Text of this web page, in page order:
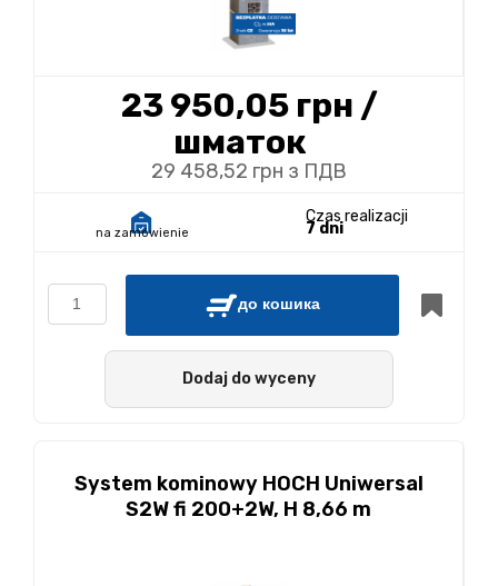
23 950,05 грн /
шматок
29 458,52 грн з ПДВ
na zamówienie
Czas realizacji
7 dni
до кошика
Dodaj do wyceny
System kominowy HOCH Uniwersal
S2W fi 200+2W, H 8,66 m